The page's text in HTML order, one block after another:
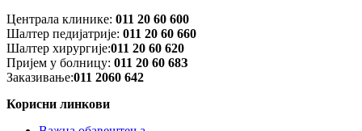
Централа клинике: 011 20 60 600
Шалтер педијатрије: 011 20 60 660
Шалтер хирургије:011 20 60 620
Пријем у болницу: 011 20 60 68З
Заказивање:011 2060 642
Корисни линкови